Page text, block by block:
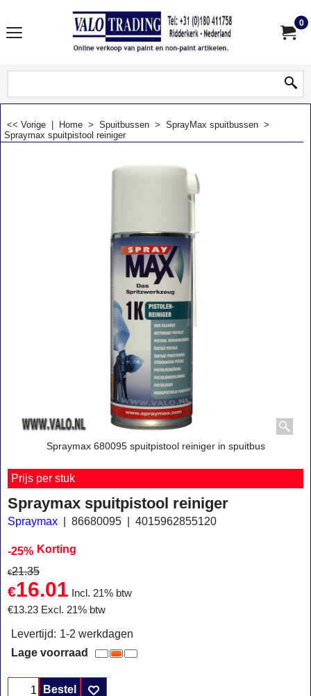
0
<< Vorige Home > Spuitbussen > SprayMax spuitbussen >
Spraymax spuitpistool reiniger
Spraymax 680095 spuitpistool reiniger in spuitbus
Prijs per stuk
Spraymax spuitpistool reiniger
Spraymax 86680095 4015962855120
-25% Korting
€21.35
€16.01
Incl. 21% btw
€13.23 Excl. 21% btw
Levertijd: 1-2 werkdagen
Lage voorraad
Bestel